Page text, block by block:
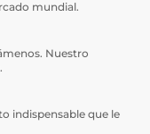
grandes
mundial.
Nuestro
indispensable que le